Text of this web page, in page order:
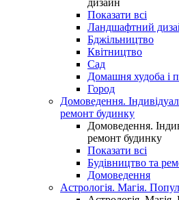
дизайн
Показати всі
Ландшафтний
Бджільництво
Квітництво
Сад
Домашня худоба і
Город
Домоведення.
ремонт будинку
Домоведення.
ремонт будинку
Показати всі
Будівництво та
Домоведення
Астрологія. Магія.